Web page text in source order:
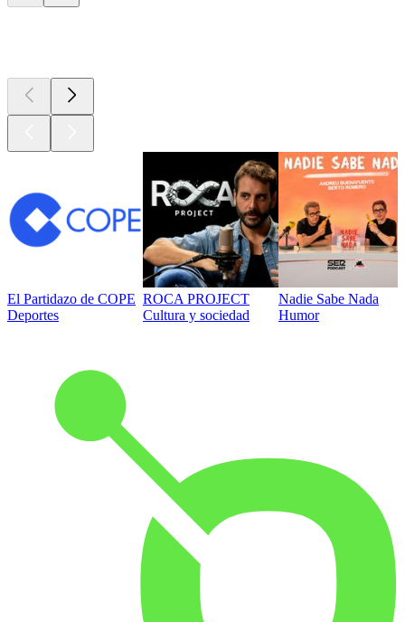
El Partidazo de COPE
Deportes
ROCA PROJECT
Cultura y sociedad
Nadie Sabe Nada
Humor